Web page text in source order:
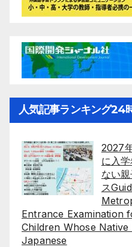
人気記事ランキング24
2027
に入
ない
ス
Entrance Examination
Children Whose
Japanese